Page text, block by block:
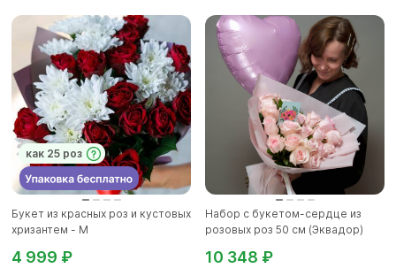
как 25 роз
Букет из красных роз и кустовых
хризантем - М
4 999 ₽
Набор с букетом-сердце из
розовых роз 50 см (Эквадор)
10 348 ₽